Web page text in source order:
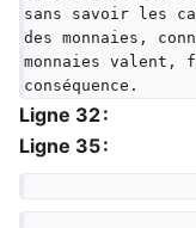
sans savoir les
des monnaies,
monnaies
conséquence.
Ligne 32 :
Ligne 35 :